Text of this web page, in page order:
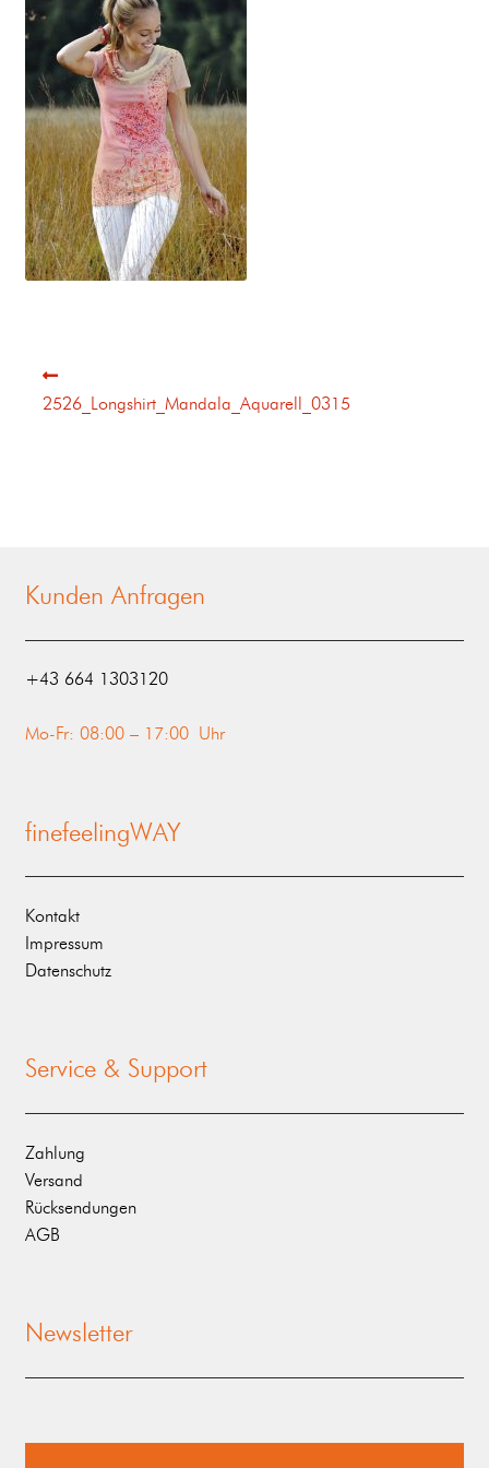
2526_Longshirt_Mandala_Aquarell_0315
Kunden Anfragen
‭+43 664 1303120‬
Mo-Fr: 08:00 – 17:00 Uhr
finefeelingWAY
Kontakt
Impressum
Datenschutz
Service & Support
Zahlung
Versand
Rücksendungen
AGB
Newsletter